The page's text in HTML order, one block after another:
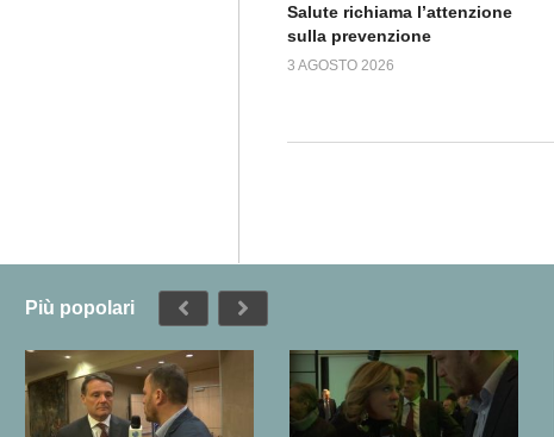
Salute richiama l’attenzione
sulla prevenzione
3 AGOSTO 2026
Più popolari